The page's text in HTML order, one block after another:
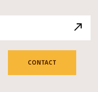
CONTACT